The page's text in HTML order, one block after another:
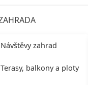
Návštěvy zahrad
Terasy, balkony a ploty